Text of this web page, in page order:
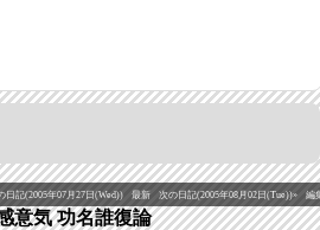
日記(2005年07月27日(Wed)) 最新 次の日記(2005年08月02日(Tue))» 編
意気 功名誰復論